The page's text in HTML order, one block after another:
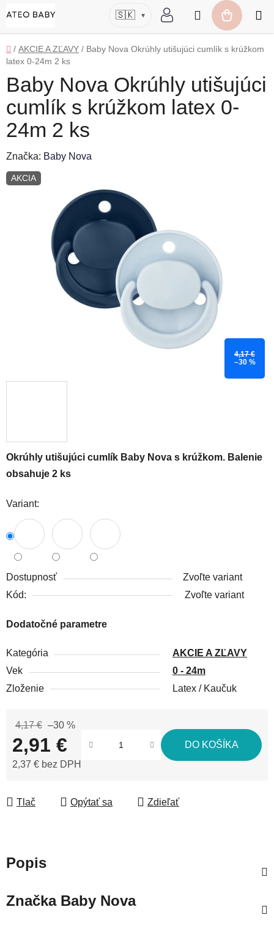
na
obsah
🇸🇰 ▾
Hľadať
KOŠÍK
Domov
/ AKCIE A ZĽAVY / Baby Nova Okrúhly utišujúci cumlík s krúžkom
latex 0-24m 2 ks
Okrúhly utišujúci cumlík Baby Nova s krúžkom. Balenie
obsahuje 2 ks
Variant:
Dostupnosť
Zvoľte variant
Kód:
Zvoľte variant
Dodatočné parametre
Kategória
AKCIE A ZĽAVY
Vek
0 - 24m
Zloženie
Latex / Kaučuk
4,17 € –30 %
2,91 €
2,37 € bez DPH
DO KOŠÍKA
Tlač Opýtať sa Zdieľať
Baby Nova Okrúhly utišujúci
cumlík s krúžkom latex 0-
24m 2 ks
Značka: Baby Nova
AKCIA
4,17 €
–30 %
Popis
ZnačkaBaby Nova